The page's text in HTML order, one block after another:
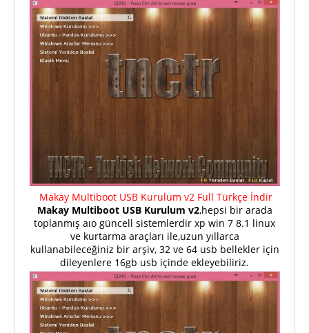
Makay Multiboot USB Kurulum v2 Full Türkçe İndir
Makay Multiboot USB Kurulum v2,hepsi bir arada
toplanmış aıo güncell sistemlerdir xp win 7 8.1 linux
ve kurtarma araçları ile,uzun yıllarca
kullanabileceğiniz bir arşiv, 32 ve 64 usb bellekler için
dileyenlere 16gb usb içinde ekleyebiliriz.